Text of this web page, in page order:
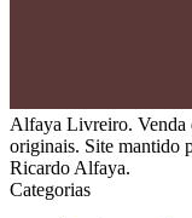
Alfaya Livreiro. Venda
originais. Site mantido
Ricardo Alfaya.
Categorias